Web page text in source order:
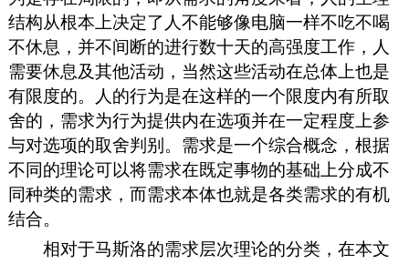
结构从根本上决定了人不能够像电脑一样不吃不喝
不休息，并不间断的进行数十天的高强度工作，人
需要休息及其他活动，当然这些活动在总体上也是
有限度的。人的行为是在这样的一个限度内有所取
舍的，需求为行为提供内在选项并在一定程度上参
与对选项的取舍判别。需求是一个综合概念，根据
不同的理论可以将需求在既定事物的基础上分成不
同种类的需求，而需求本体也就是各类需求的有机
结合。
相对于马斯洛的需求层次理论的分类，在本文